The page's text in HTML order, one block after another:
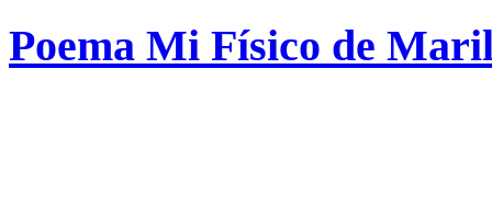
Poema Mi Físico de